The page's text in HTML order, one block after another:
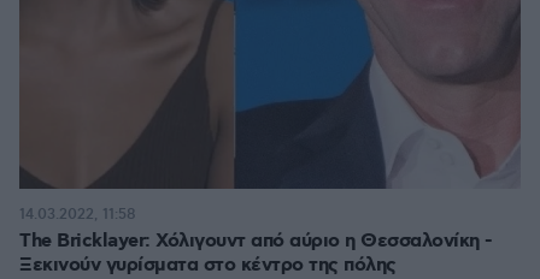
The Bricklayer: Χόλιγουντ από αύριο η Θεσσαλονίκη -
Ξεκινούν γυρίσματα στο κέντρο της πόλης
14.03.2022, 11:58